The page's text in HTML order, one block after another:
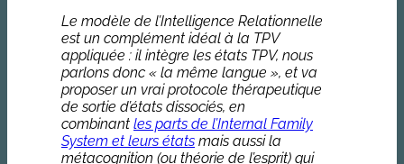
Le modèle de l’Intelligence Relationnelle
est un complément idéal à la TPV
appliquée : il intègre les états TPV, nous
parlons donc « la même langue », et va
proposer un vrai protocole thérapeutique
de sortie d’états dissociés, en
combinant les parts de l’Internal Family
System et leurs états mais aussi la
métacognition (ou théorie de l’esprit) qui